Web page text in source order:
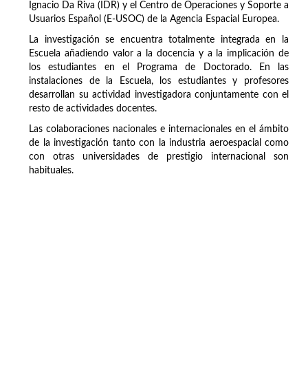
Ignacio Da Riva (IDR) y el Centro de Operaciones y Soporte a
Usuarios Español (E-USOC) de la Agencia Espacial Europea.
La investigación se encuentra totalmente integrada en la
Escuela añadiendo valor a la docencia y a la implicación de
los estudiantes en el Programa de Doctorado. En las
instalaciones de la Escuela, los estudiantes y profesores
desarrollan su actividad investigadora conjuntamente con el
resto de actividades docentes.
Las colaboraciones nacionales e internacionales en el ámbito
de la investigación tanto con la industria aeroespacial como
con otras universidades de prestigio internacional son
habituales.